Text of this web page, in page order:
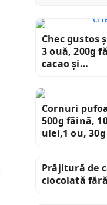
Chec gustos
3 ouă, 200g
cacao și…
Cornuri
500g făină,
ulei,1 ou,
Prăjitură de
ciocolată